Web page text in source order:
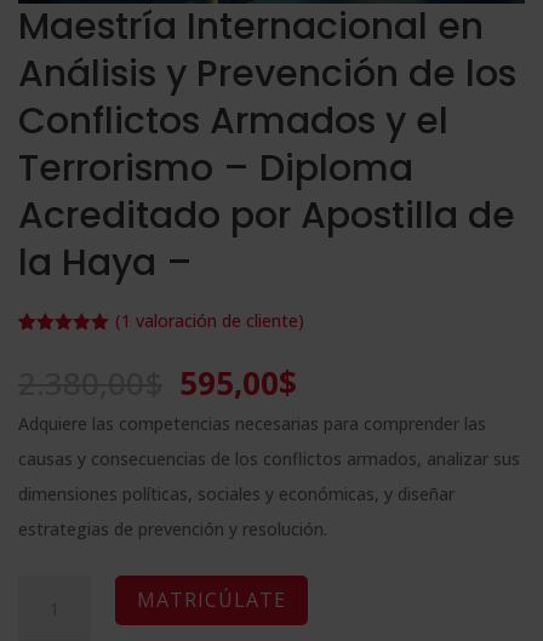
Maestría Internacional en
Análisis y Prevención de los
Conflictos Armados y el
Terrorismo – Diploma
Acreditado por Apostilla de
la Haya –
de un
cliente
(1 valoración de cliente)
El
precio
original
era:
2.380,00$.
595,00$
precio
actual
es:
595,00$.
Adquiere las competencias necesarias para comprender las
causas y consecuencias de los conflictos armados, analizar sus
dimensiones políticas, sociales y económicas, y diseñar
estrategias de prevención y resolución.
Internacional
MATRICÚLATE